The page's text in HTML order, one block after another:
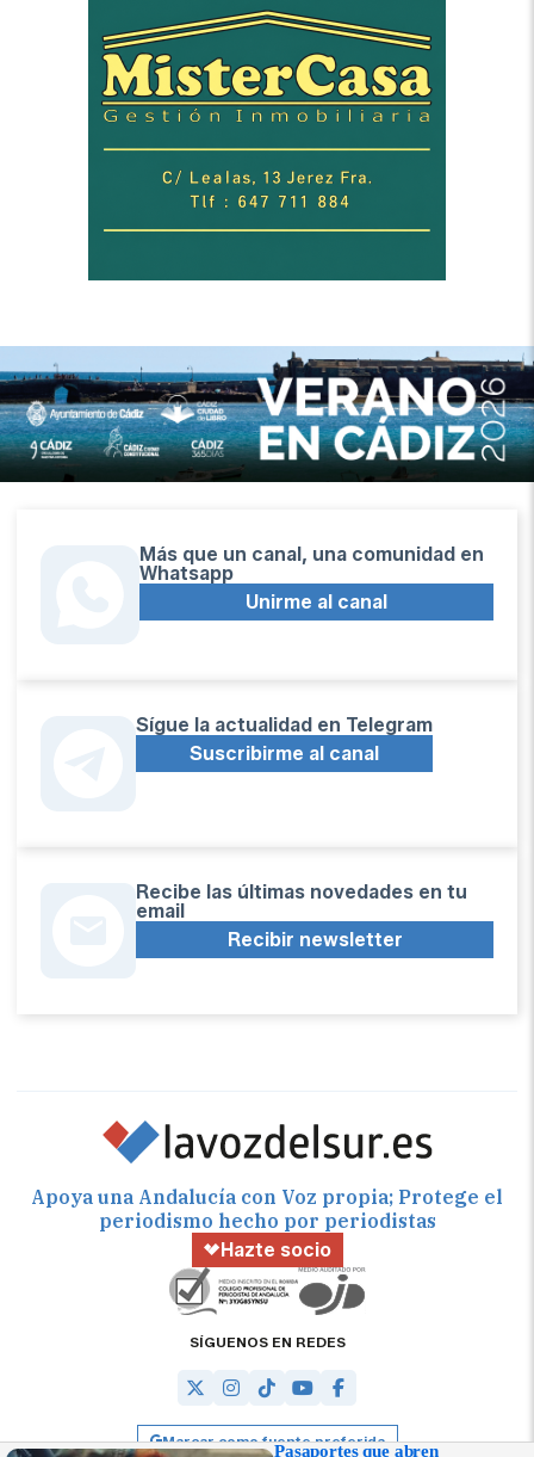
Más que un canal, una comunidad en
Whatsapp
Unirme al canal
Sígue la actualidad en Telegram
Suscribirme al canal
Recibe las últimas novedades en tu
email
Recibir newsletter
Apoya una Andalucía con Voz propia; Protege el
periodismo hecho por periodistas
Hazte socio
SÍGUENOS EN REDES
Marcar como fuente preferida
Pasaportes que abren